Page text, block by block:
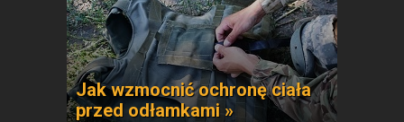
Jak wzmocnić ochronę ciała
przed odłamkami »